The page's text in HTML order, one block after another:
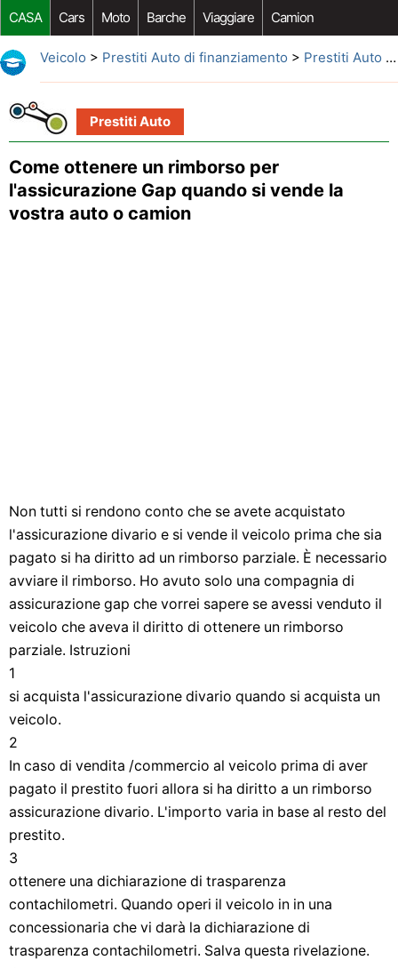
CASA Cars Moto Barche Viaggiare Camion
Riparazione Auto Acquisto Auto Car Opzioni Aftermarket
Veicolo > Prestiti Auto di finanziamento > Prestiti Auto
Prestiti Auto
Come ottenere un rimborso per
l'assicurazione Gap quando si vende la
vostra auto o camion
Non tutti si rendono conto che se avete acquistato
l'assicurazione divario e si vende il veicolo prima che sia
pagato si ha diritto ad un rimborso parziale. È necessario
avviare il rimborso. Ho avuto solo una compagnia di
assicurazione gap che vorrei sapere se avessi venduto il
veicolo che aveva il diritto di ottenere un rimborso
parziale. Istruzioni
1
si acquista l'assicurazione divario quando si acquista un
veicolo.
2
In caso di vendita /commercio al veicolo prima di aver
pagato il prestito fuori allora si ha diritto a un rimborso
assicurazione divario. L'importo varia in base al resto del
prestito.
3
ottenere una dichiarazione di trasparenza
contachilometri. Quando operi il veicolo in in una
concessionaria che vi darà la dichiarazione di
trasparenza contachilometri. Salva questa rivelazione.